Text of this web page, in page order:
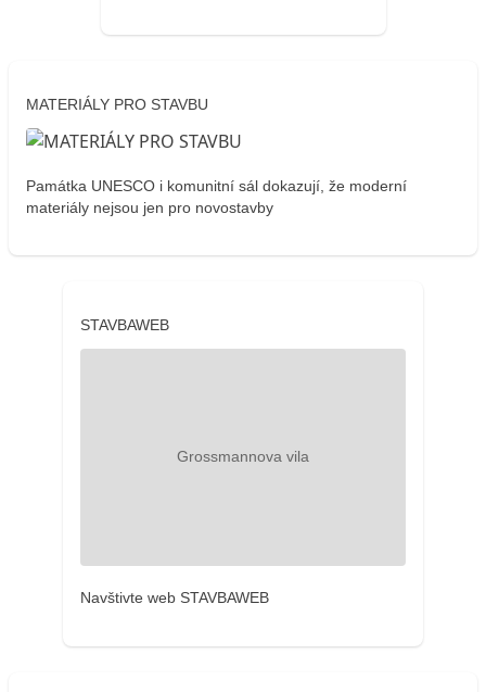
MATERIÁLY PRO STAVBU
Památka UNESCO i komunitní sál dokazují, že moderní
materiály nejsou jen pro novostavby
STAVBAWEB
Navštivte web STAVBAWEB